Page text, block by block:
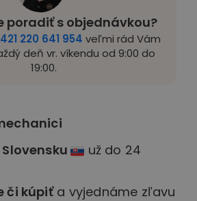
poradiť s objednávkou?
220 641 954 veľmi rád Vám
deň vr. víkendu od 9:00 do
19:00.
Slovensku
už do 24
či kúpiťa vyjednáme zľavu